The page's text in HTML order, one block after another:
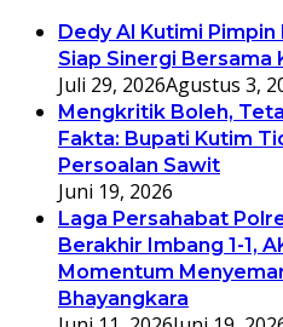
Dedy Al Kutimi Pimpin
Siap Sinergi Bersama
Juli 29, 2026Agustus 3,
Mengkritik Boleh,
Fakta: Bupati Kutim
Persoalan Sawit
Juni 19, 2026
Laga Persahabat
Berakhir Imbang 1-1,
Momentum
Bhayangkara